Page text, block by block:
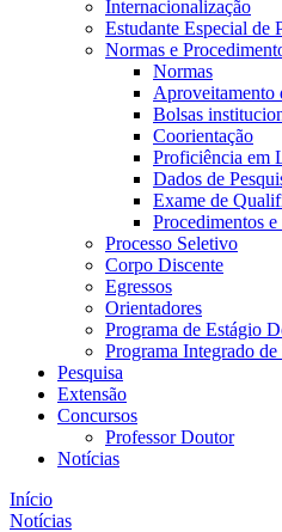
Internacionalização
Estudante Especial de
Normas e
Normas
Aproveitamento
Bolsas
Coorientação
Proficiência em
Dados de
Exame de
Procedimentos e
Processo Seletivo
Corpo Discente
Egressos
Orientadores
Programa de Estágio
Programa Integrado
Pesquisa
Extensão
Concursos
Professor Doutor
Notícias
Início
Notícias